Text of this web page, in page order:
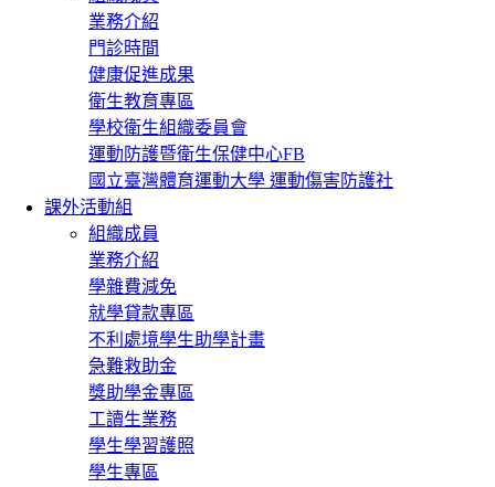
業務介紹
門診時間
健康促進成果
衛生教育專區
學校衛生組織委員會
運動防護暨衛生保健中心FB
國立臺灣體育運動大學 運動傷害防護社
課外活動組
組織成員
業務介紹
學雜費減免
就學貸款專區
不利處境學生助學計畫
急難救助金
獎助學金專區
工讀生業務
學生學習護照
學生專區